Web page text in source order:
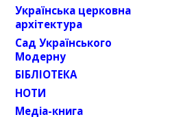
Українська церковна
архітектура
Сад Українського
Модерну
БІБЛІОТЕКА
НОТИ
Медіа-книга